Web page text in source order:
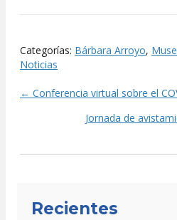
Categorías: Bárbara Arroyo,
Noticias
Posts
navigation
← Conferencia virtual sobre el
Jornada de
Recientes